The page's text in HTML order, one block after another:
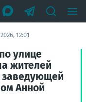
12:01
улице
жителей
заведующей
Анной